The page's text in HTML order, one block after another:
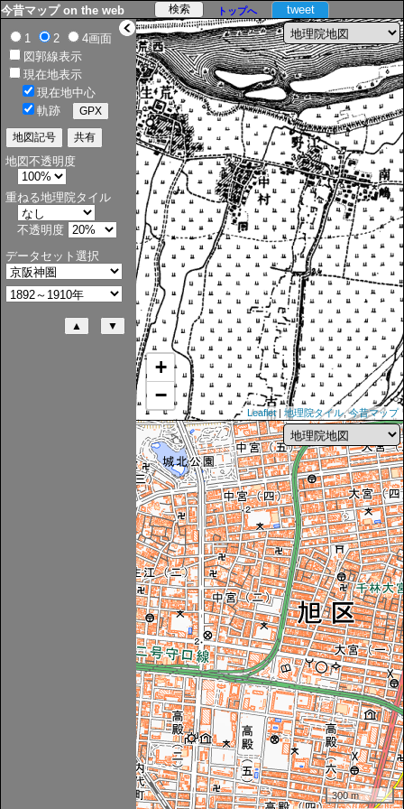
> tweet
今昔マップ on the web トップへ
+
−
Leaflet| 地理院タイル,今昔マップ
300 m
1 2
4画面
図郭線表示
現在地表示
現在地中心
軌跡
地図不透明度
重ねる地理院タイル
不透明度
データセット選択